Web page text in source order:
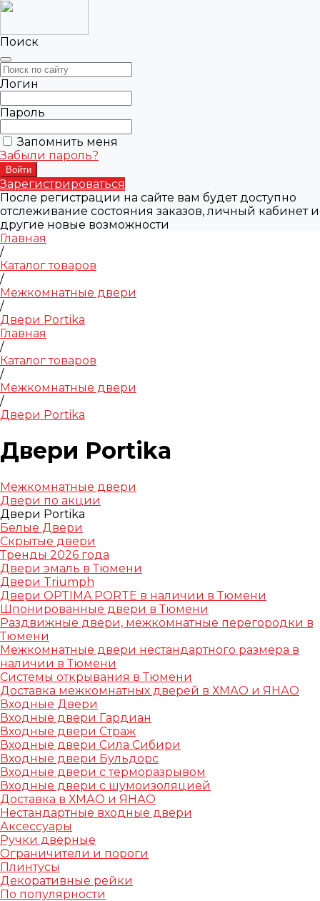
Поиск
Логин
Пароль
Запомнить меня
Забыли пароль?
Зарегистрироваться
После регистрации на сайте вам будет доступно
отслеживание состояния заказов, личный кабинет и
другие новые возможности
Главная
/
Каталог товаров
/
Межкомнатные двери
/
Двери Portika
Главная
/
Каталог товаров
/
Межкомнатные двери
/
Двери Portika
Двери Portika
Межкомнатные двери
Двери по акции
Двери Portika
Белые Двери
Скрытые двери
Тренды 2026 года
Двери эмаль в Тюмени
Двери Triumph
Двери OPTIMA PORTE в наличии в Тюмени
Шпонированные двери в Тюмени
Раздвижные двери, межкомнатные перегородки в
Тюмени
Межкомнатные двери нестандартного размера в
наличии в Тюмени
Системы открывания в Тюмени
Доставка межкомнатных дверей в ХМАО и ЯНАО
Входные Двери
Входные двери Гардиан
Входные двери Страж
Входные двери Сила Сибири
Входные двери Бульдорс
Входные двери с терморазрывом
Входные двери с шумоизоляцией
Доставка в ХМАО и ЯНАО
Нестандартные входные двери
Аксессуары
Ручки дверные
Ограничители и пороги
Плинтусы
Декоративные рейки
По популярности